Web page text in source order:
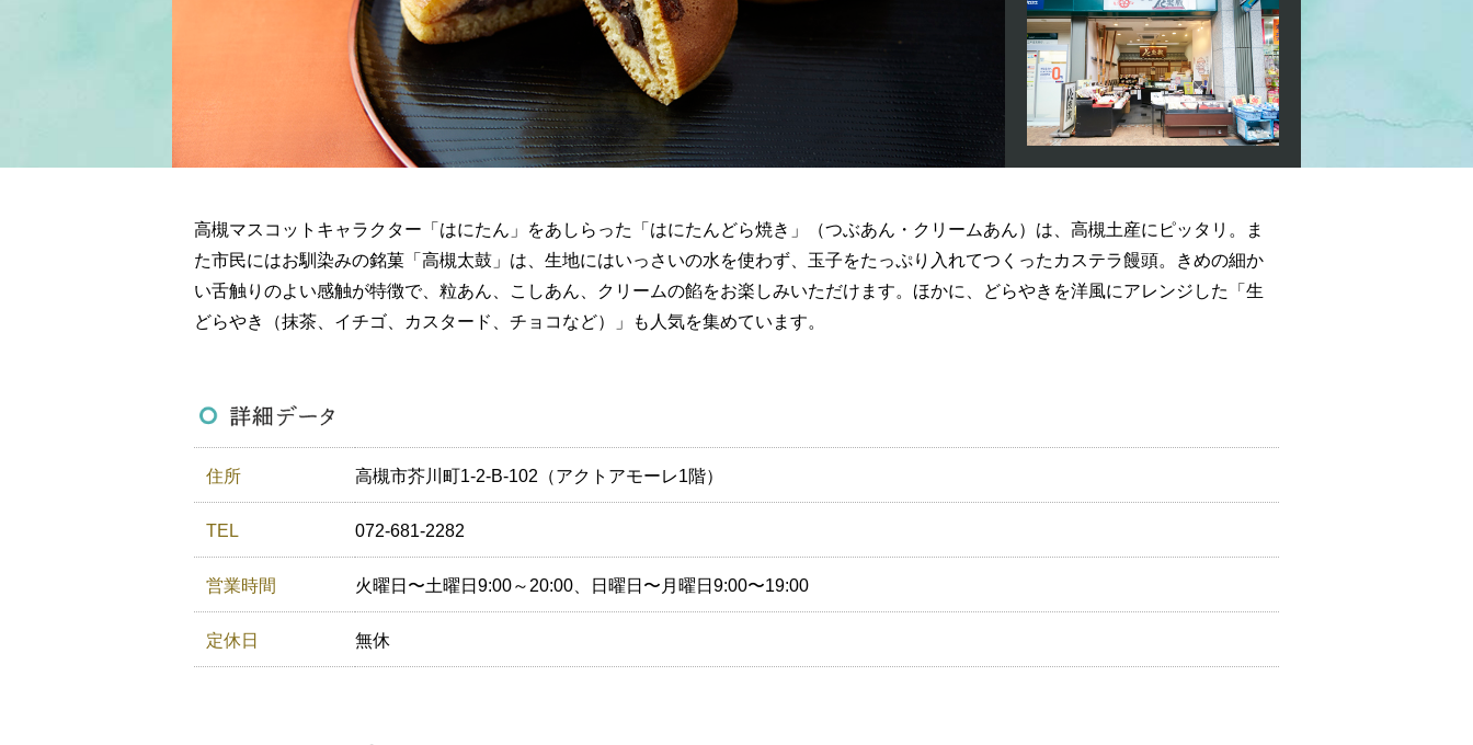
高槻マスコットキャラクター「はにたん」をあしらった「はにたんどら焼き」（つぶあん・クリームあん）は、高槻土産にピッタリ。ま
た市民にはお馴染みの銘菓「高槻太鼓」は、生地にはいっさいの水を使わず、玉子をたっぷり入れてつくったカステラ饅頭。きめの細か
い舌触りのよい感触が特徴で、粒あん、こしあん、クリームの餡をお楽しみいただけます。ほかに、どらやきを洋風にアレンジした「生
どらやき（抹茶、イチゴ、カスタード、チョコなど）」も人気を集めています。
住所 高槻市芥川町1-2-B-102（アクトアモーレ1階）
TEL 072-681-2282
営業時間 火曜日〜土曜日9:00～20:00、日曜日〜月曜日9:00〜19:00
定休日 無休